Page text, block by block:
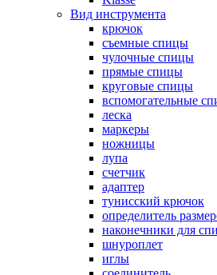
Вид инструмента
крючок
съемные спицы
чулочные спицы
прямые спицы
круговые спицы
вспомогательные
леска
маркеры
ножницы
лупа
счетчик
адаптер
тунисский крючок
определитель
наконечники для
шнуроплет
иглы